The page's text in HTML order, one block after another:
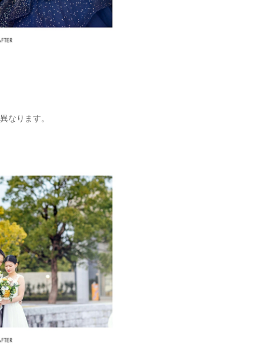
なります。